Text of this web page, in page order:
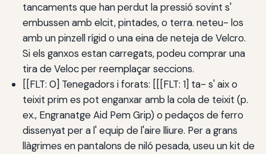
tancaments que han perdut la pressió sovint s'
embussen amb elcit, pintades, o terra. neteu- los
amb un pinzell rígid o una eina de neteja de Velcro.
Si els ganxos estan carregats, podeu comprar una
tira de Veloc per reemplaçar seccions.
[[FLT: 0] Tenegadors i forats: [[[FLT: 1] ta- s' aix o
teixit prim es pot enganxar amb la cola de teixit (p.
ex., Engranatge Aid Pem Grip) o pedaços de ferro
dissenyat per a l' equip de l'aire lliure. Per a grans
llàgrimes en pantalons de niló pesada, useu un kit de